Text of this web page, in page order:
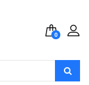
0